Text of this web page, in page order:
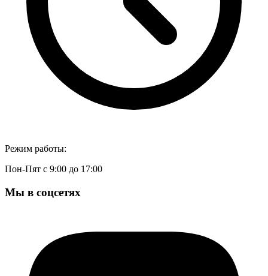
Режим работы:
Пон-Пят с 9:00 до 17:00
Мы в соцсетях